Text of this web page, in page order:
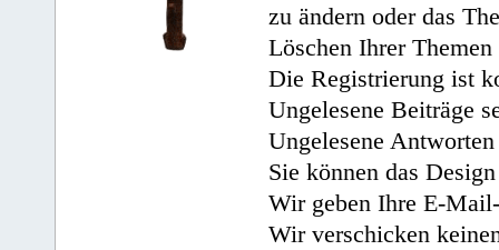
zu ändern oder das
Löschen Ihrer
Die Registrierung ist
Ungelesene Beiträge
Ungelesene
Sie können das
Wir geben Ihre E-
Wir verschicken